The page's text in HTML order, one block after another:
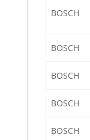
BOSCH
BOSCH
BOSCH
BOSCH
BOSCH